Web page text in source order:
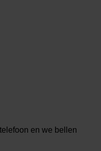
en we bellen